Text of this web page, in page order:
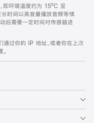
即环境温度约为 15ºC 至
时间以高音量播放音频等情
后需要一定时间对传感器进
通过你的 IP 地址，或者你在上次